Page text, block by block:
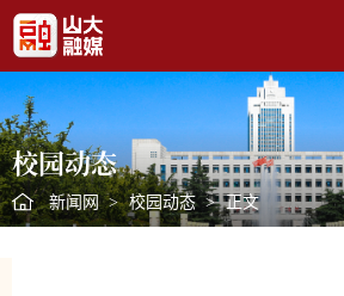
校园动态
新闻网 > 校园动态 > 正文